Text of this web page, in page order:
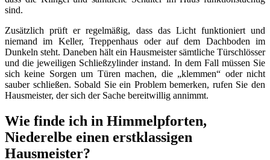
sind.
Zusätzlich prüft er regelmäßig, dass das Licht funktioniert und
niemand im Keller, Treppenhaus oder auf dem Dachboden im
Dunkeln steht. Daneben hält ein Hausmeister sämtliche Türschlösser
und die jeweiligen Schließzylinder instand. In dem Fall müssen Sie
sich keine Sorgen um Türen machen, die „klemmen“ oder nicht
sauber schließen. Sobald Sie ein Problem bemerken, rufen Sie den
Hausmeister, der sich der Sache bereitwillig annimmt.
Wie finde ich in Himmelpforten,
Niederelbe einen erstklassigen
Hausmeister?